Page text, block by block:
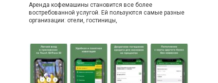
Аренда кофемашины становится все более
востребованной услугой. Ей пользуются самые разные
организации: отели, гостиницы,